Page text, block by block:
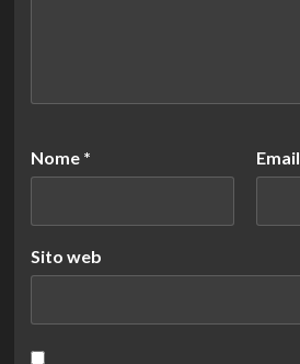
Nome * Email
Sito web